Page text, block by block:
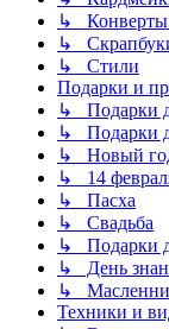
↳ Конверты
↳
↳ Стили
Подарки и
↳ Подарки
↳ Подарки
↳ Новый
↳ 14
↳ Пасха
↳ Свадьба
↳ Подарки
↳ День
↳
Техники и